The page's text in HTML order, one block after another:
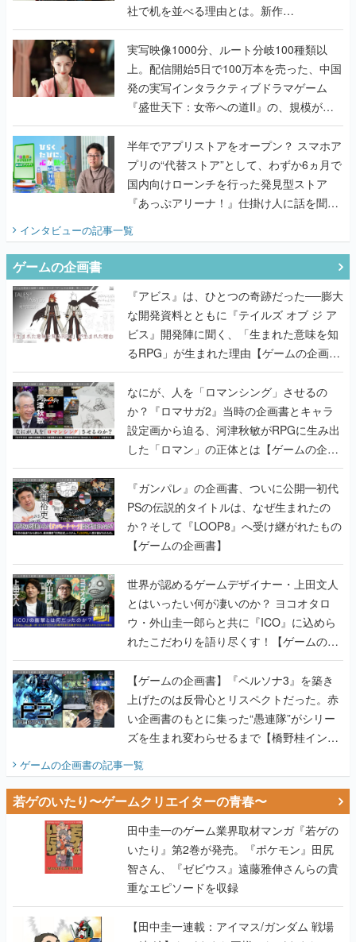
社で机を並べる理由とは。新作
『TATSUJIN EXTREME』で初タッグを組
んだレジェンド2人に訊く開発秘話
実写映像1000分、ルート分岐100種類以
上。配信開始5日で100万本を売った、中国
発の実写インタラクティブドラマゲーム
『盛世天下：女帝への道II』の、規模が違
うこだわりをプロデューサーに聞いた
半年でアプリストアをオープン？ スマホア
プリの“代替ストア”として、わずか6ヵ月で
国内向けローンチを行った発見型ストア
『あっぷアリーナ！』仕掛け人に話を聞い
インタビューの記事一覧
ゲームの企画書
『アビス』は、ひとつの奇跡だった──膨大
な開発資料とともに『テイルズ オブ ジ ア
ビス』開発陣に聞く、「生まれた意味を知
るRPG」が生まれた理由【ゲームの企画
書】
なにが、人を「ロマンシング」させるの
か？『ロマサガ2』当時の企画書とキャラ
設定画から迫る、河津秋敏がRPGに生み出
した「ロマン」の正体とは【ゲームの企画
書】
『ガンパレ』の企画書、ついに公開━初代
PSの伝説的タイトルは、なぜ生まれたの
か？そして『LOOP8』へ受け継がれたもの
【ゲームの企画書】
世界が認めるゲームデザイナー・上田文人
とはいったい何が凄いのか？ ヨコオタロ
ウ・外山圭一郎らと共に『ICO』に込めら
れたこだわりを語り尽くす！【ゲームの企
画書】
【ゲームの企画書】『ペルソナ3』を築き
上げたのは反骨心とリスペクトだった。赤
い企画書のもとに集った“愚連隊”がシリー
ズを生まれ変わらせるまで【橋野桂インタ
ゲームの企画書の記事一覧
若ゲのいたり〜ゲームクリエイターの青春〜
田中圭一のゲーム業界取材マンガ『若ゲの
いたり』第2巻が発売。『ポケモン』田尻
智さん、『ゼビウス』遠藤雅伸さんらの貴
重なエピソードを収録
【田中圭一連載：アイマス/ガンダム 戦場